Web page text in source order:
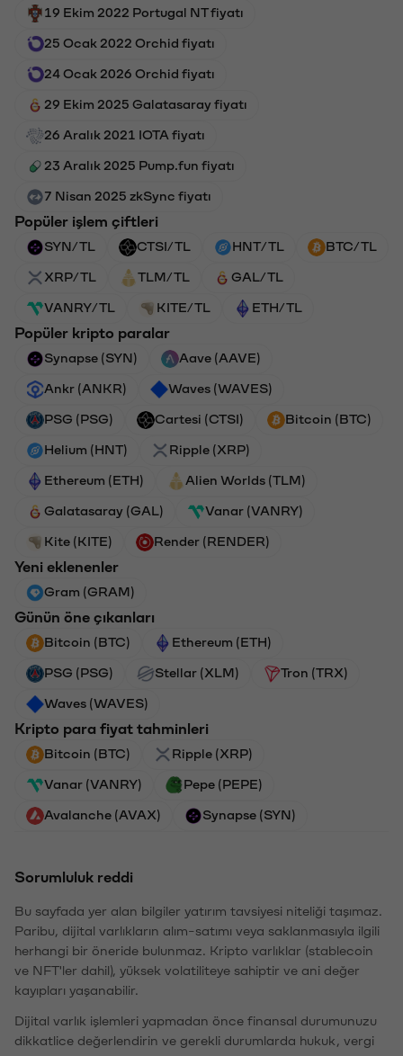
19 Ekim 2022 Portugal NT fiyatı
25 Ocak 2022 Orchid fiyatı
24 Ocak 2026 Orchid fiyatı
29 Ekim 2025 Galatasaray fiyatı
26 Aralık 2021 IOTA fiyatı
23 Aralık 2025 Pump.fun fiyatı
7 Nisan 2025 zkSync fiyatı
Popüler işlem çiftleri
SYN/TL CTSI/TL HNT/TL BTC/TL
XRP/TL TLM/TL GAL/TL
VANRY/TL KITE/TL ETH/TL
Popüler kripto paralar
Synapse (SYN) Aave (AAVE)
Ankr (ANKR) Waves (WAVES)
PSG (PSG) Cartesi (CTSI) Bitcoin (BTC)
Helium (HNT) Ripple (XRP)
Ethereum (ETH) Alien Worlds (TLM)
Galatasaray (GAL) Vanar (VANRY)
Kite (KITE) Render (RENDER)
Yeni eklenenler
Gram (GRAM)
Günün öne çıkanları
Bitcoin (BTC) Ethereum (ETH)
PSG (PSG) Stellar (XLM) Tron (TRX)
Waves (WAVES)
Kripto para fiyat tahminleri
Bitcoin (BTC) Ripple (XRP)
Vanar (VANRY) Pepe (PEPE)
Avalanche (AVAX) Synapse (SYN)
Sorumluluk reddi
Bu sayfada yer alan bilgiler yatırım tavsiyesi niteliği taşımaz.
Paribu, dijital varlıkların alım-satımı veya saklanmasıyla ilgili
herhangi bir öneride bulunmaz. Kripto varlıklar (stablecoin
ve NFT'ler dahil), yüksek volatiliteye sahiptir ve ani değer
kayıpları yaşanabilir.
Dijital varlık işlemleri yapmadan önce finansal durumunuzu
dikkatlice değerlendirin ve gerekli durumlarda hukuk, vergi